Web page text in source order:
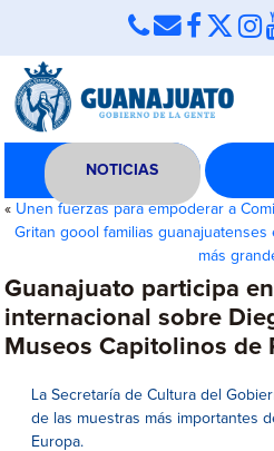
NOTICIAS
« Unen fuerzas para empoderar a
Gritan goool familias
más
Guanajuato participa
internacional sobre
Museos Capitolinos de
La Secretaría de Cultura del
de las muestras más importantes
Europa.